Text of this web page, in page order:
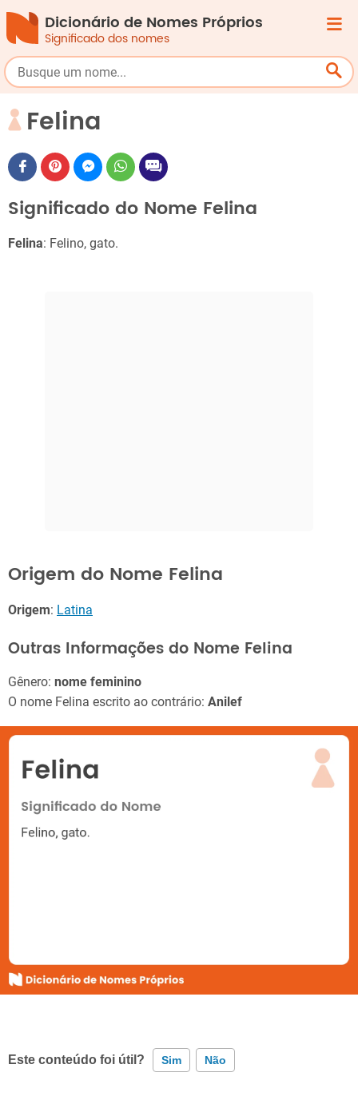
Dicionário de Nomes Próprios
Significado dos nomes
Felina
Significado do Nome Felina
Felina: Felino, gato.
Origem do Nome Felina
Origem: Latina
Outras Informações do Nome Felina
Gênero: nome feminino
O nome Felina escrito ao contrário: Anilef
Este conteúdo foi útil? Sim Não